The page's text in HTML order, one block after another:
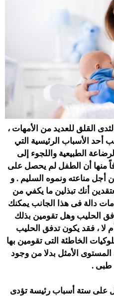
القلق للعديد من الأمهات ،
أحد الأسباب الرئيسية التي
الطبيعية واللجوء إلى
منها أن الطفل لم يحصل على
أجل مناعته ونموه السليم . و
أنك تبذلين ما يكفي من
دالة فى هذا الجانب يمكنك
الحليب وهل تقومين بذلك
، فقد يكون تدفق الحليب
الخاطئة التى تقومين بها
الأمثل بدلا من وجود
.
على ستة أسباب رئيسة تؤدى